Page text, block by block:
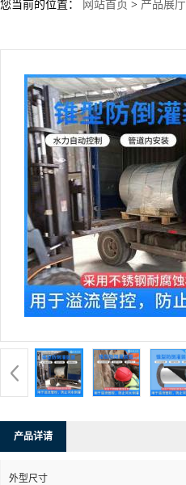
您当前的位置： 网站首页 > 产品展厅
产品详请
外型尺寸